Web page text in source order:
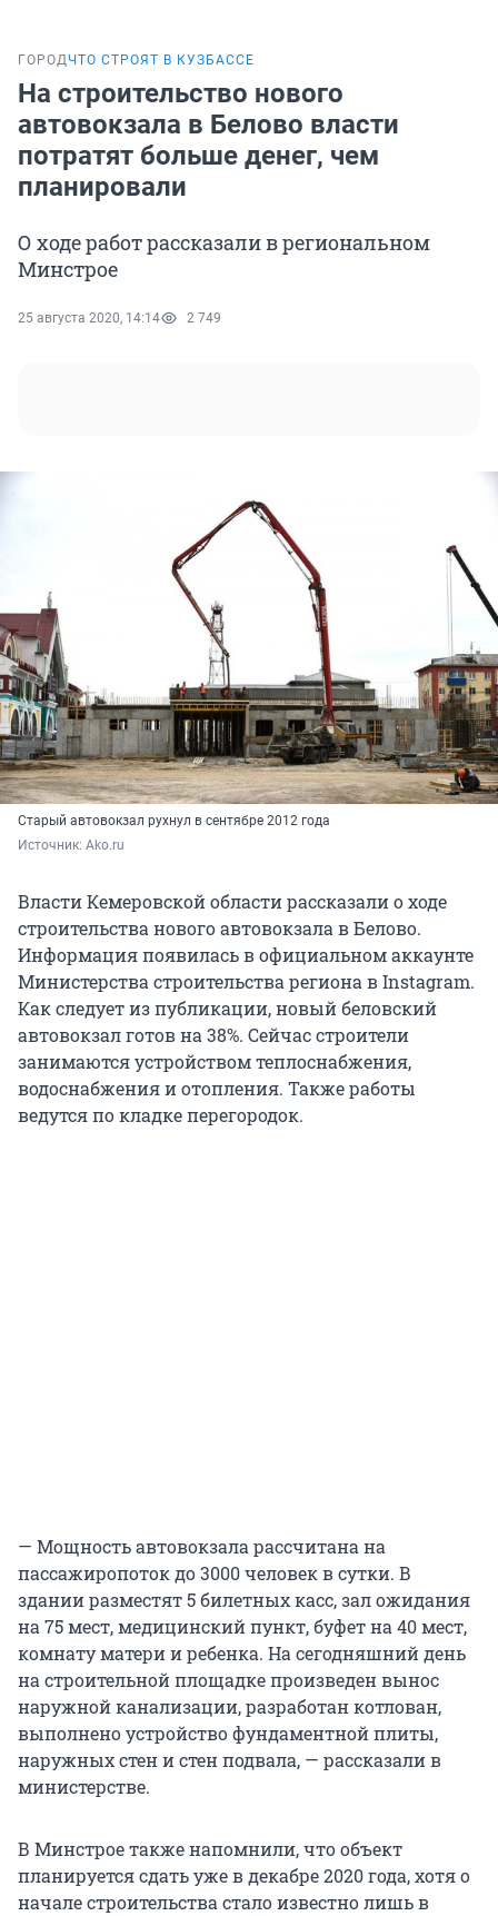
ГОРОДЧТО СТРОЯТ В КУЗБАССЕ
На строительство нового
автовокзала в Белово власти
потратят больше денег, чем
планировали
О ходе работ рассказали в региональном
Минстрое
25 августа 2020, 14:14 2 749
Старый автовокзал рухнул в сентябре 2012 года
Источник: Аko.ru
Власти Кемеровской области рассказали о ходе
строительства нового автовокзала в Белово.
Информация появилась в официальном аккаунте
Министерства строительства региона в Instagram.
Как следует из публикации, новый беловский
автовокзал готов на 38%. Сейчас строители
занимаются устройством теплоснабжения,
водоснабжения и отопления. Также работы
ведутся по кладке перегородок.
— Мощность автовокзала рассчитана на
пассажиропоток до 3000 человек в сутки. В
здании разместят 5 билетных касс, зал ожидания
на 75 мест, медицинский пункт, буфет на 40 мест,
комнату матери и ребенка. На сегодняшний день
на строительной площадке произведен вынос
наружной канализации, разработан котлован,
выполнено устройство фундаментной плиты,
наружных стен и стен подвала, — рассказали в
министерстве.
В Минстрое также напомнили, что объект
планируется сдать уже в декабре 2020 года, хотя о
начале строительства стало известно лишь в